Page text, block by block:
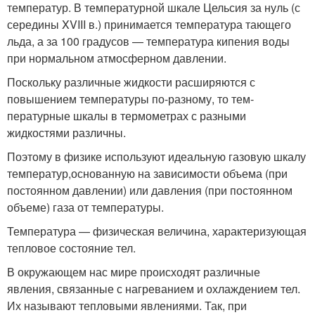
температур. В температурной шкале Цельсия за нуль (с
середины XVIII в.) принимается температура тающего
льда, а за 100 градусов — температура кипения воды
при нормальном ат­мосферном давлении.
Поскольку различные жидкости расширяются с
повышением температуры по-разному, то тем­
пературные шкалы в термометрах с разными
жидкостями различны.
Поэтому в физике используют идеальную газовую шкалу
температур,основанную на зави­симости объема (при
постоянном давлении) или давления (при постоянном
объеме) газа от тем­пературы.
Температура — физическая величина, характеризующая
тепловое состояние тел.
В окружающем нас мире происходят различные
явления, связанные с нагреванием и охлаждением тел.
Их называют тепловыми явлениями. Так, при